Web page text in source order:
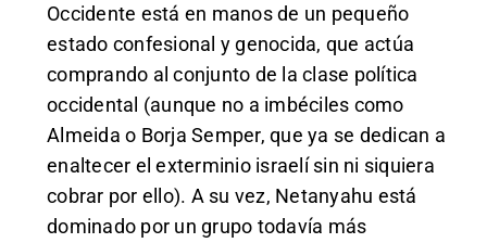
Occidente está en manos de un pequeño
estado confesional y genocida, que actúa
comprando al conjunto de la clase política
occidental (aunque no a imbéciles como
Almeida o Borja Semper, que ya se dedican a
enaltecer el exterminio israelí sin ni siquiera
cobrar por ello). A su vez, Netanyahu está
dominado por un grupo todavía más